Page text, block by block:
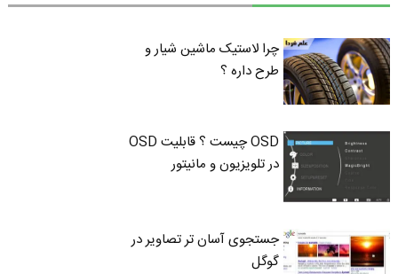
چرا لاستیک ماشین شیار و
طرح داره ؟
OSD چیست ؟ قابلیت OSD
در تلویزیون و مانیتور
جستجوی آسان تر تصاویر در
گوگل